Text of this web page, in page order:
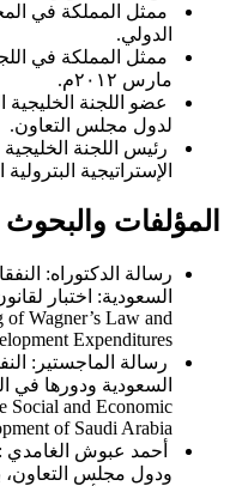
ممثل المملكة في
الدولي.
ممثل المملكة في
مارس ٢٠١٢م.
عضو اللجنة الخليجية
لدول مجلس التعاون.
رئيس اللجنة الخليجية
الإستراتيجية
المؤلفات والبحوث
رسالة الدكتوراه:
Wagner’s Law and
Expenditures.
رسالة الماجستير:
Social and Economic
of Saudi Arabia.
أحمد عبوش الغامدي :
ودول مجلس التعاون،